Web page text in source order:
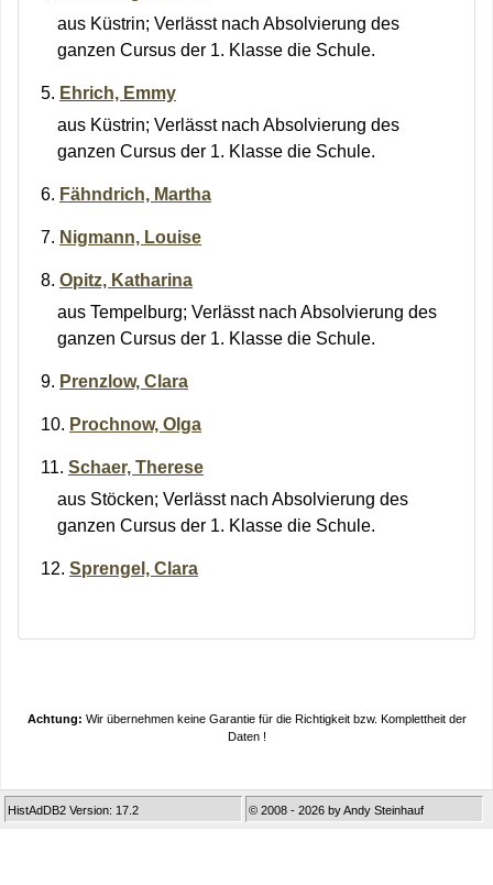
aus Küstrin; Verlässt nach Absolvierung des
ganzen Cursus der 1. Klasse die Schule.
Ehrich, Emmy
aus Küstrin; Verlässt nach Absolvierung des
ganzen Cursus der 1. Klasse die Schule.
Fähndrich, Martha
Nigmann, Louise
Opitz, Katharina
aus Tempelburg; Verlässt nach Absolvierung des
ganzen Cursus der 1. Klasse die Schule.
Prenzlow, Clara
Prochnow, Olga
Schaer, Therese
aus Stöcken; Verlässt nach Absolvierung des
ganzen Cursus der 1. Klasse die Schule.
Sprengel, Clara
Achtung: Wir übernehmen keine Garantie für die Richtigkeit bzw. Komplettheit der
Daten !
HistAdDB2 Version: 17.2 © 2008 - 2026 by Andy Steinhauf